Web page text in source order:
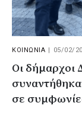
ΚΟΙΝΩΝΙΑ | 05/02/
Οι δήμαρχοι
σε